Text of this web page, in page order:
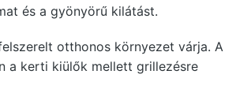
és a gyönyörű kilátást.
otthonos környezet várja. A
a kerti kiülők mellett grillezésre